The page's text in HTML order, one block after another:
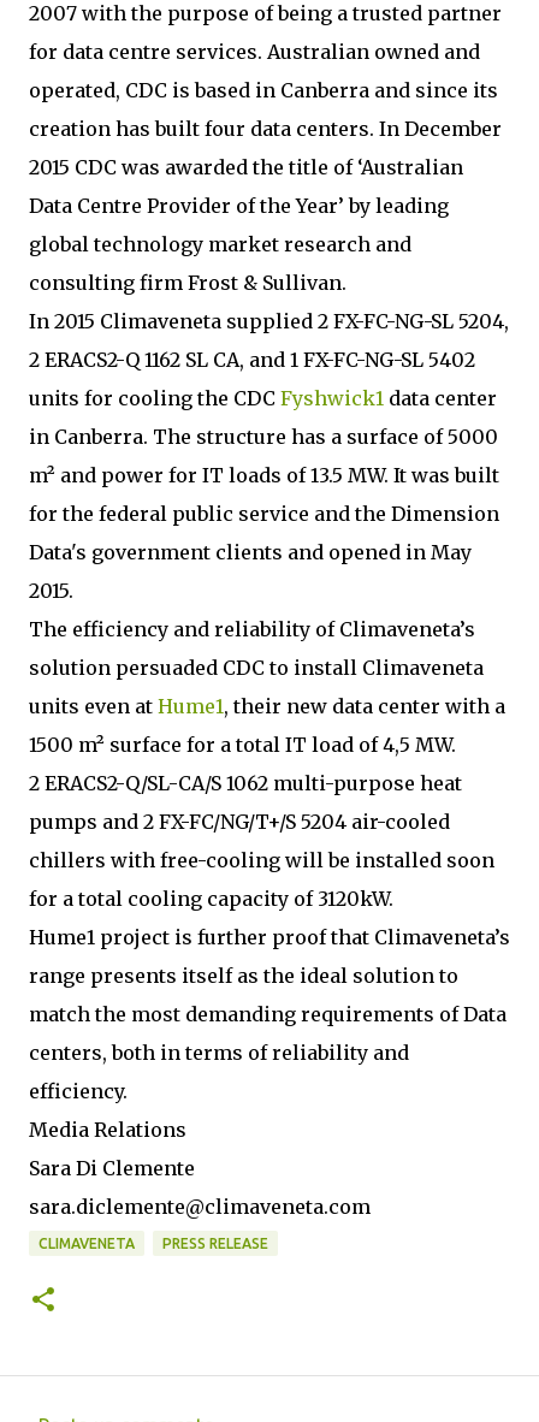
2007 with the purpose of being a trusted partner
for data centre services. Australian owned and
operated, CDC is based in Canberra and since its
creation has built four data centers. In December
2015 CDC was awarded the title of ‘Australian
Data Centre Provider of the Year’ by leading
global technology market research and
consulting firm Frost & Sullivan.
In 2015 Climaveneta supplied 2 FX-FC-NG-SL 5204,
2 ERACS2-Q 1162 SL CA, and 1 FX-FC-NG-SL 5402
units for cooling the CDC Fyshwick1 data center
in Canberra. The structure has a surface of 5000
m² and power for IT loads of 13.5 MW. It was built
for the federal public service and the Dimension
Data's government clients and opened in May
2015.
The efficiency and reliability of Climaveneta’s
solution persuaded CDC to install Climaveneta
units even at Hume1, their new data center with a
1500 m² surface for a total IT load of 4,5 MW.
2 ERACS2-Q/SL-CA/S 1062 multi-purpose heat
pumps and 2 FX-FC/NG/T+/S 5204 air-cooled
chillers with free-cooling will be installed soon
for a total cooling capacity of 3120kW.
Hume1 project is further proof that Climaveneta’s
range presents itself as the ideal solution to
match the most demanding requirements of Data
centers, both in terms of reliability and
efficiency.
Media Relations
Sara Di Clemente
sara.diclemente@climaveneta.com
CLIMAVENETA PRESS RELEASE